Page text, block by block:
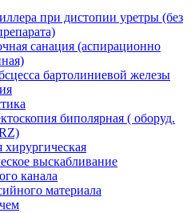
при дистопии уретры (без
санация (аспирационно
бартолиниевой железы
биполярная ( оборуд.
выскабливание
канала
материала